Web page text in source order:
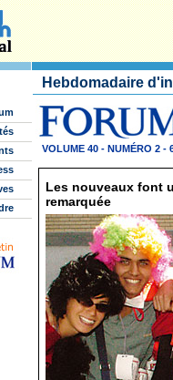
Hebdomadaire
VOLUME 40 - NUMÉRO 2 -
Les nouveaux font
remarquée